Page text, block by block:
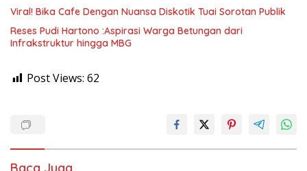
Viral! Bika Cafe Dengan Nuansa Diskotik Tuai Sorotan Publik
Reses Pudi Hartono :Aspirasi Warga Betungan dari
Infrakstruktur hingga MBG
Post Views: 62